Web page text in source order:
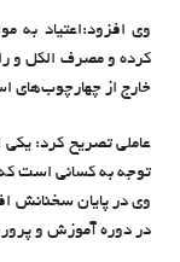
وی افزود:اعتیاد به
کرده و مصرف الکل و
خارج از چهارچوب‌های
عاملی تصریح کرد:
توجه به کسانی است
وی در پایان سخنانش
در دوره آموزش و